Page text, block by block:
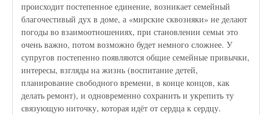
происходит постепенное единение, возникает семейный
благочестивый дух в доме, а «мирские сквозняки» не делают
погоды во взаимоотношениях, при становлении семьи это
очень важно, потом возможно будет немного сложнее. У
супругов постепенно появляются общие семейные привычки,
интересы, взгляды на жизнь (воспитание детей,
планирование свободного времени, в конце концов, как
делать ремонт), и одновременно сохранить и укрепить ту
связующую ниточку, которая идёт от сердца к сердцу.